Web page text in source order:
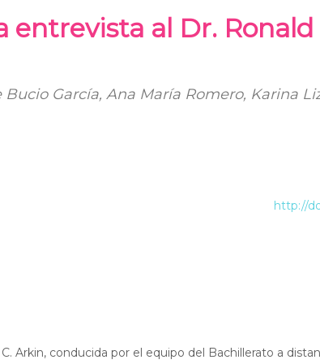
entrevista al Dr. Ronald
García, Ana María Romero, Karina
http://
Arkin, conducida por el equipo del Bachillerato a